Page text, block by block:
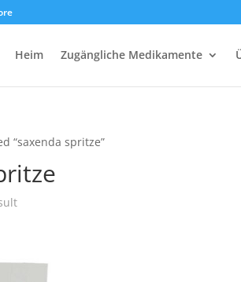
Heim Zugängliche Medikamente
“saxenda spritze”